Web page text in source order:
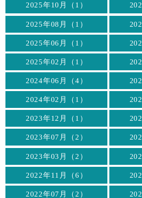
2025年10月（1）
2025年08月（1）
2025年06月（1）
2025年02月（1）
2024年06月（4）
2024年02月（1）
2023年12月（1）
2023年07月（2）
2023年03月（2）
2022年11月（6）
2022年07月（2）